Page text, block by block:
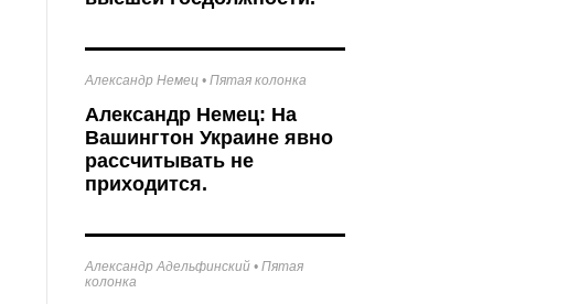
Александр Немец • Пятая колонка
Александр Немец: На
Вашингтон Украине явно
рассчитывать не
приходится.
Александр Адельфинский • Пятая
колонка